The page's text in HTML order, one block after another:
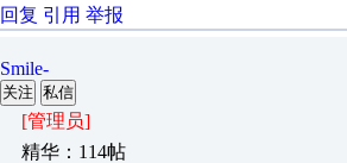
回复 引用 举报
Smile-
关注 私信
[管理员]
精华：114帖